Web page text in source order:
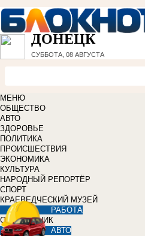
ДОНЕЦК
СУББОТА, 08 АВГУСТА
МЕНЮ
ОБЩЕСТВО
АВТО
ЗДОРОВЬЕ
ПОЛИТИКА
ПРОИСШЕСТВИЯ
ЭКОНОМИКА
КУЛЬТУРА
НАРОДНЫЙ РЕПОРТЁР
СПОРТ
КРАЕВЕДЧЕСКИЙ МУЗЕЙ
РАБОТА
СПРАВОЧНИК
АВТО